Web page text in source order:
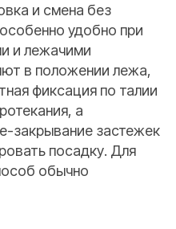
и смена без
удобно при
и лежачими
в положении лежа,
фиксация по талии
а
закрывание застежек
посадку. Для
обычно